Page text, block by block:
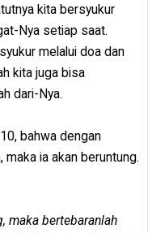
kita bersyukur
Nya setiap saat.
melalui doa dan
kita juga bisa
dari-Nya.
bahwa dengan
ia akan beruntung.
maka bertebaranlah